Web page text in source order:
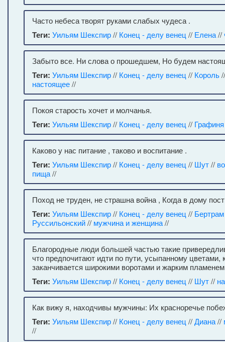
Часто небеса творят руками слабых чудеса .
Теги: Уильям Шекспир// Конец - делу венец // Елена//
Забыто все. Ни слова о прошедшем, Но будем
Теги: Уильям Шекспир// Конец - делу венец // Король
настоящее//
Покоя старость хочет и молчанья.
Теги: Уильям Шекспир// Конец - делу венец // Графиня
Каково у нас питание , таково и воспитание .
Теги: Уильям Шекспир// Конец - делу венец // Шут//
пища//
Поход не труден, не страшна война , Когда в дому
Теги: Уильям Шекспир// Конец - делу венец //
Руссильонский// мужчина и женщина//
Благородные люди большей частью такие
что предпочитают идти по пути, усыпанному цветами,
заканчивается широкими воротами и жарким
Теги: Уильям Шекспир// Конец - делу венец // Шут//
Как вижу я, находчивы мужчины: Их красноречье
Теги: Уильям Шекспир// Конец - делу венец //Диана//
//